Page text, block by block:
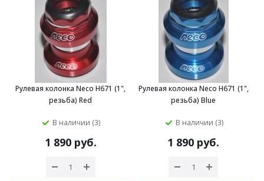
Рулевая колонка Neco H671 (1",
резьба) Red
В наличии (3)
1 890 руб.
Рулевая колонка Neco H671 (1",
резьба) Blue
В наличии (3)
1 890 руб.